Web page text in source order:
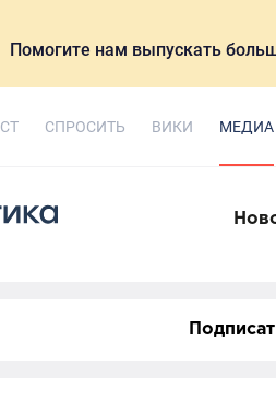
Помогите нам выпускать
СПРОСИТЬ ВИКИ МЕДИА